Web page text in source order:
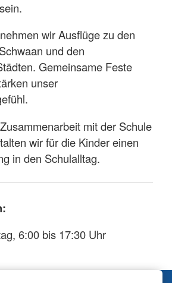
wir Ausflüge zu den
und den
Gemeinsame Feste
unser
mit der Schule
wir für die Kinder einen
in den Schulalltag.
6:00 bis 17:30 Uhr